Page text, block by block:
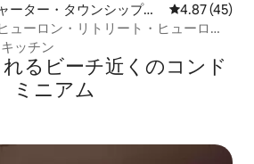
ーター・タウンシップの
レビュー45
4.87 (45)
ューロン・リトリート・ヒューロ
アム2号館
キッチン
るビーチ近くのコンド
ミニアム